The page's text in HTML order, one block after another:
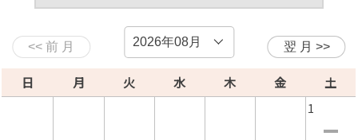
・色浴衣無料貸し出し(女性のみ)
■ご夕食■
※お食事処でご用意いたします。※個室ではございませ
ん。
※仕入れによりお品が変更になる場合がございます。
(和室2間)
日 月 火 水 木 金
土
1